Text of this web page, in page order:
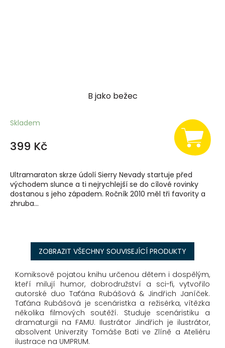
B jako bežec
Skladem
399 Kč
Ultramaraton skrze údolí Sierry Nevady startuje před
východem slunce a ti nejrychlejší se do cílové rovinky
dostanou s jeho západem. Ročník 2010 měl tři favority a
zhruba...
ZOBRAZIT VŠECHNY SOUVISEJÍCÍ PRODUKTY
Komiksově pojatou knihu určenou dětem i dospělým,
kteří milují humor, dobrodružství a sci-fi, vytvořilo
autorské duo Taťána Rubášová & Jindřich Janíček.
Taťána Rubášová je scenáristka a režisérka, vítězka
několika filmových soutěží. Studuje scenáristiku a
dramaturgii na FAMU. Ilustrátor Jindřich je ilustrátor,
absolvent Univerzity Tomáše Bati ve Zlíně a Ateliéru
ilustrace na UMPRUM.